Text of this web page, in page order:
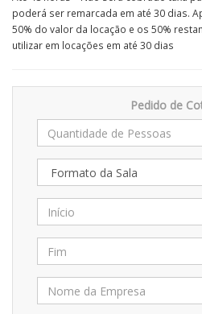
poderá ser remarcada em até 30 dias.
50% do valor da locação e os 50%
utilizar em locações em até 30 dias
Pedido de